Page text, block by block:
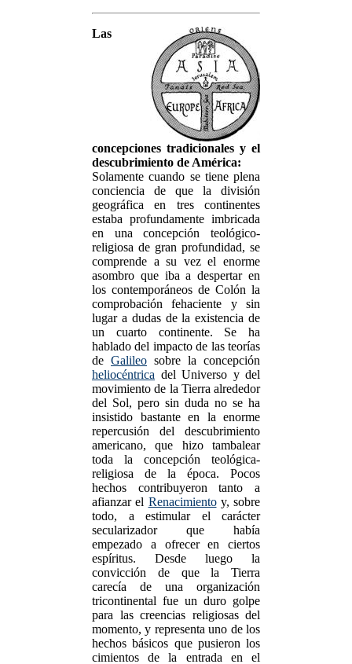
Las
concepciones tradicionales y el
descubrimiento de América:
Solamente cuando se tiene plena
conciencia de que la división
geográfica en tres continentes
estaba profundamente imbricada
en una concepción teológico-
religiosa de gran profundidad, se
comprende a su vez el enorme
asombro que iba a despertar en
los contemporáneos de Colón la
comprobación fehaciente y sin
lugar a dudas de la existencia de
un cuarto continente. Se ha
hablado del impacto de las teorías
de Galileo sobre la concepción
heliocéntrica del Universo y del
movimiento de la Tierra alrededor
del Sol, pero sin duda no se ha
insistido bastante en la enorme
repercusión del descubrimiento
americano, que hizo tambalear
toda la concepción teológica-
religiosa de la época. Pocos
hechos contribuyeron tanto a
afianzar el Renacimientoy, sobre
todo, a estimular el carácter
secularizador que había
empezado a ofrecer en ciertos
espíritus. Desde luego la
convicción de que la Tierra
carecía de una organización
tricontinental fue un duro golpe
para las creencias religiosas del
momento, y representa uno de los
hechos básicos que pusieron los
cimientos de la entrada en el